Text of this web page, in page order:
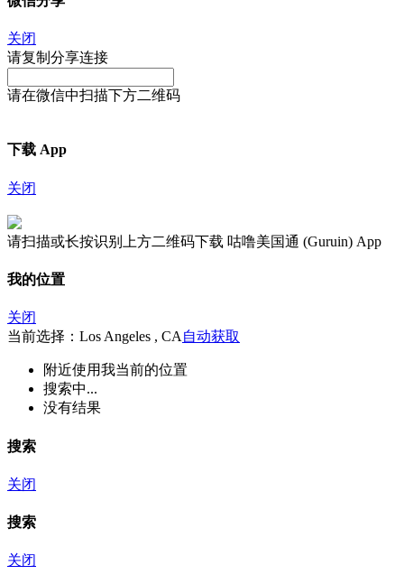
关闭
请复制分享连接
请在微信中扫描下方二维码
下载 App
关闭
请扫描或长按识别上方二维码下载 咕噜美国通 (Guruin) App
我的位置
关闭
当前选择：Los Angeles , CA 自动获取
附近使用我当前的位置
搜索中...
没有结果
搜索
关闭
搜索
关闭